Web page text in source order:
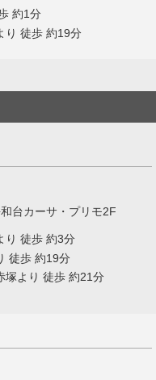
約1分
り 徒歩 約19分
台カーサ・プリモ2F
り 徒歩 約3分
徒歩 約19分
塚より 徒歩 約21分